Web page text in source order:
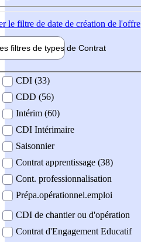
le filtre de date de création de l'offre
filtres de types de Contrat
contrat
CDI (33)
CDD (56)
Intérim (60)
CDI Intérimaire
Saisonnier
Contrat apprentissage (38)
Cont. professionnalisation
Prépa.opérationnel.emploi
CDI de chantier ou d'opération
Contrat d'Engagement Educatif